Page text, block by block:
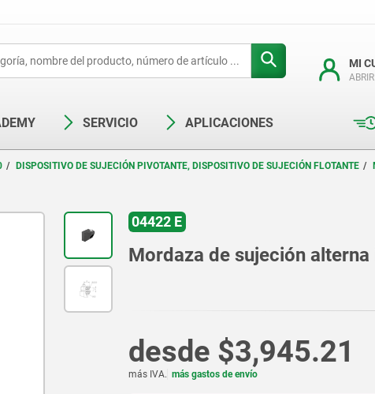
MI
SERVICIO APLICACIONES
DISPOSITIVO DE SUJECIÓN PIVOTANTE, DISPOSITIVO DE SUJECIÓN FLOTANTE
04422 E
Mordaza de sujeción
desde $3,945.21
más IVA. más gastos de envío